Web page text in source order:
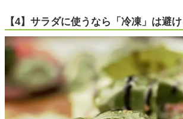
【4】サラダに使うなら「冷凍」は避